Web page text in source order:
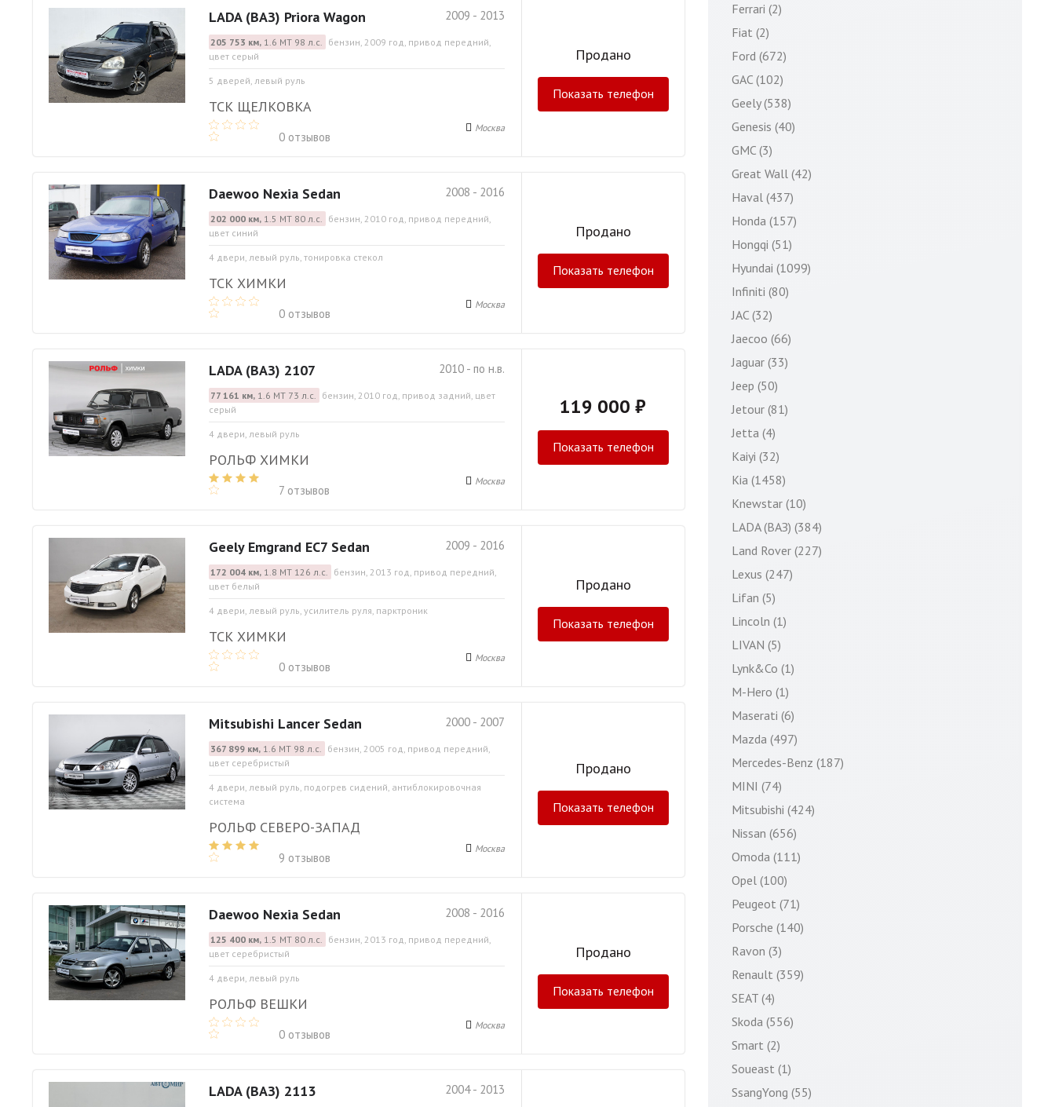
2009 - 2013
LADA (ВАЗ) Priora Wagon
205 753 км,1.6 МТ 98 л.с. бензин, 2009 год, привод передний,
цвет серый
5 дверей, левый руль
ТСК ЩЕЛКОВКА
0 отзывов
Москва
Продано
Показать телефон
2008 - 2016
Daewoo Nexia Sedan
202 000 км,1.5 МТ 80 л.с. бензин, 2010 год, привод передний,
цвет синий
4 двери, левый руль, тонировка стекол
ТСК ХИМКИ
0 отзывов
Москва
Продано
Показать телефон
2010 - по н.в.
LADA (ВАЗ) 2107
77 161 км,1.6 МТ 73 л.с. бензин, 2010 год, привод задний, цвет
серый
4 двери, левый руль
РОЛЬФ ХИМКИ
7 отзывов
Москва
119 000 ₽
Показать телефон
2009 - 2016
Geely Emgrand EC7 Sedan
172 004 км,1.8 МТ 126 л.с. бензин, 2013 год, привод передний,
цвет белый
4 двери, левый руль, усилитель руля, парктроник
ТСК ХИМКИ
0 отзывов
Москва
Продано
Показать телефон
2000 - 2007
Mitsubishi Lancer Sedan
367 899 км,1.6 МТ 98 л.с. бензин, 2005 год, привод передний,
цвет серебристый
4 двери, левый руль, подогрев сидений, антиблокировочная
система
РОЛЬФ СЕВЕРО-ЗАПАД
9 отзывов
Москва
Продано
Показать телефон
2008 - 2016
Daewoo Nexia Sedan
125 400 км,1.5 МТ 80 л.с. бензин, 2013 год, привод передний,
цвет серебристый
4 двери, левый руль
РОЛЬФ ВЕШКИ
0 отзывов
Москва
Продано
Показать телефон
2004 - 2013
LADA (ВАЗ) 2113
Ferrari (2)
Fiat (2)
Ford (672)
GAC (102)
Geely (538)
Genesis (40)
GMC (3)
Great Wall (42)
Haval (437)
Honda (157)
Hongqi (51)
Hyundai (1099)
Infiniti (80)
JAC (32)
Jaecoo (66)
Jaguar (33)
Jeep (50)
Jetour (81)
Jetta (4)
Kaiyi (32)
Kia (1458)
Knewstar (10)
LADA (ВАЗ) (384)
Land Rover (227)
Lexus (247)
Lifan (5)
Lincoln (1)
LIVAN (5)
Lynk&Co (1)
M-Hero (1)
Maserati (6)
Mazda (497)
Mercedes-Benz (187)
MINI (74)
Mitsubishi (424)
Nissan (656)
Omoda (111)
Opel (100)
Peugeot (71)
Porsche (140)
Ravon (3)
Renault (359)
SEAT (4)
Skoda (556)
Smart (2)
Soueast (1)
SsangYong (55)